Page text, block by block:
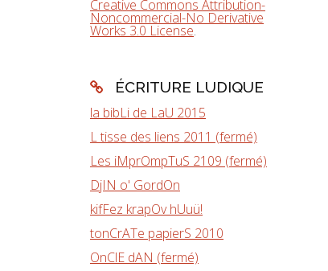
Creative Commons Attribution-
Noncommercial-No Derivative
Works 3.0 License.
ÉCRITURE LUDIQUE
la bibLi de LaU 2015
L tisse des liens 2011 (fermé)
Les iMprOmpTuS 2109 (fermé)
DjIN o' GordOn
kifFez krapOv hUuü!
tonCrATe papierS 2010
OnClE dAN (fermé)